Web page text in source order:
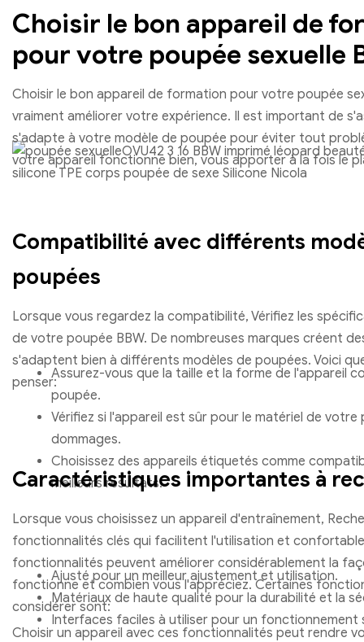
Choisir le bon appareil de
pour votre poupée sexuelle
Choisir le bon appareil de formation pour votre poupée
vraiment améliorer votre expérience. Il est important de
s'adapte à votre modèle de poupée pour éviter tout
votre appareil fonctionne bien, vous apporter à la fois le
Compatibilité avec différents
poupées
Lorsque vous regardez la compatibilité, Vérifiez les
de votre poupée BBW. De nombreuses marques créent
s'adaptent bien à différents modèles de poupées. Voici
penser:
Assurez-vous que la taille et la forme de l'appareil
poupée.
Vérifiez si l'appareil est sûr pour le matériel de
dommages.
Choisissez des appareils étiquetés comme
meilleurs résultats.
Caractéristiques importantes à
Lorsque vous choisissez un appareil d'entraînement,
fonctionnalités clés qui facilitent l'utilisation et
fonctionnalités peuvent améliorer considérablement la
fonctionne et combien vous l'appréciez. Certaines
considérer sont:
Ajusté pour un meilleur ajustement et utilisation.
Matériaux de haute qualité pour la durabilité et la
Interfaces faciles à utiliser pour un fonctionnement
Choisir un appareil avec ces fonctionnalités peut rendre